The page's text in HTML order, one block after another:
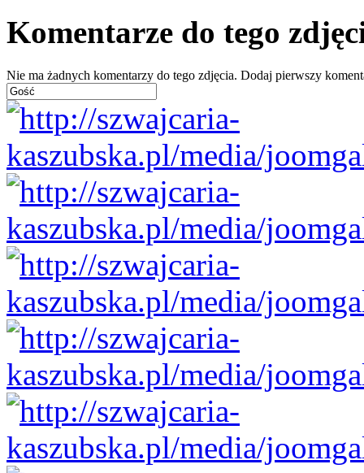
Komentarze do tego
Nie ma żadnych komentarzy do tego zdjęcia. Dodaj pierwszy